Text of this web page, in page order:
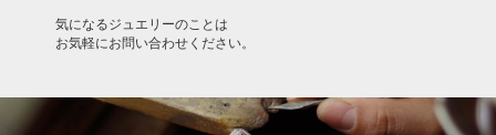
気になるジュエリーのことは
お気軽にお問い合わせください。